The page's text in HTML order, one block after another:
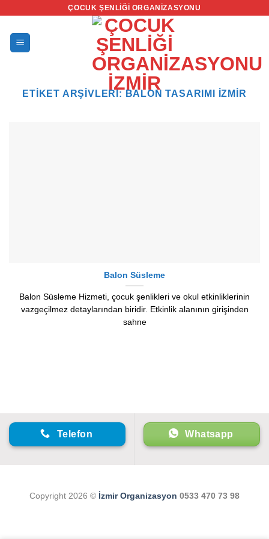
ÇOCUK ŞENLIĞI ORGANIZASYONU
ETIKET ARŞIVLERI: BALON TASARIMI IZMIR
Balon Süsleme
Balon Süsleme Hizmeti, çocuk şenlikleri ve okul etkinliklerinin
vazgeçilmez detaylarından biridir. Etkinlik alanının girişinden
sahne
Telefon Whatsapp
Copyright 2026 © İzmir Organizasyon 0533 470 73 98